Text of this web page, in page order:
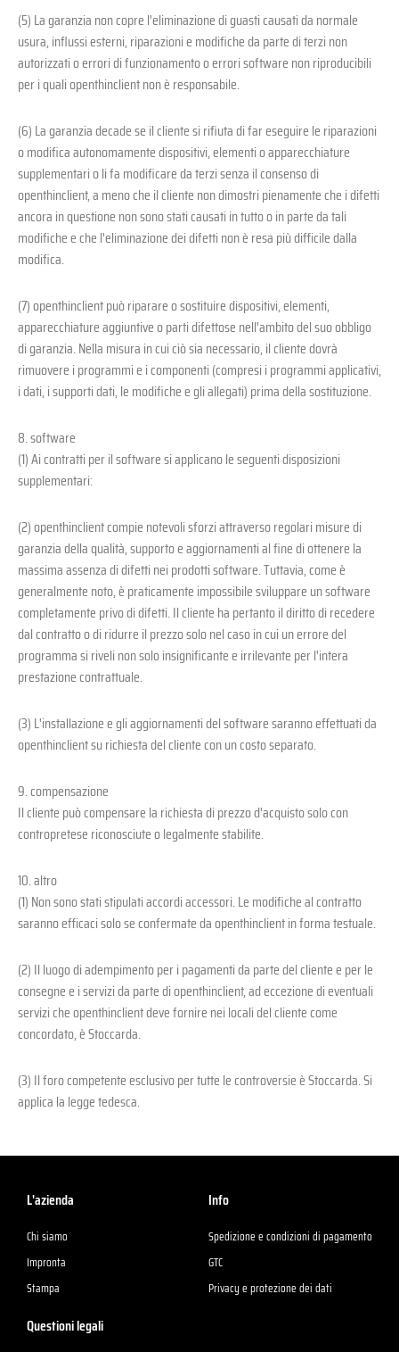
(5) La garanzia non copre l'eliminazione di guasti causati da normale
usura, influssi esterni, riparazioni e modifiche da parte di terzi non
autorizzati o errori di funzionamento o errori software non riproducibili
per i quali openthinclient non è responsabile.
(6) La garanzia decade se il cliente si rifiuta di far eseguire le riparazioni
o modifica autonomamente dispositivi, elementi o apparecchiature
supplementari o li fa modificare da terzi senza il consenso di
openthinclient, a meno che il cliente non dimostri pienamente che i difetti
ancora in questione non sono stati causati in tutto o in parte da tali
modifiche e che l'eliminazione dei difetti non è resa più difficile dalla
modifica.
(7) openthinclient può riparare o sostituire dispositivi, elementi,
apparecchiature aggiuntive o parti difettose nell'ambito del suo obbligo
di garanzia. Nella misura in cui ciò sia necessario, il cliente dovrà
rimuovere i programmi e i componenti (compresi i programmi applicativi,
i dati, i supporti dati, le modifiche e gli allegati) prima della sostituzione.
8. software
(1) Ai contratti per il software si applicano le seguenti disposizioni
supplementari:
(2) openthinclient compie notevoli sforzi attraverso regolari misure di
garanzia della qualità, supporto e aggiornamenti al fine di ottenere la
massima assenza di difetti nei prodotti software. Tuttavia, come è
generalmente noto, è praticamente impossibile sviluppare un software
completamente privo di difetti. Il cliente ha pertanto il diritto di recedere
dal contratto o di ridurre il prezzo solo nel caso in cui un errore del
programma si riveli non solo insignificante e irrilevante per l'intera
prestazione contrattuale.
(3) L'installazione e gli aggiornamenti del software saranno effettuati da
openthinclient su richiesta del cliente con un costo separato.
9. compensazione
Il cliente può compensare la richiesta di prezzo d'acquisto solo con
contropretese riconosciute o legalmente stabilite.
10. altro
(1) Non sono stati stipulati accordi accessori. Le modifiche al contratto
saranno efficaci solo se confermate da openthinclient in forma testuale.
(2) Il luogo di adempimento per i pagamenti da parte del cliente e per le
consegne e i servizi da parte di openthinclient, ad eccezione di eventuali
servizi che openthinclient deve fornire nei locali del cliente come
concordato, è Stoccarda.
(3) Il foro competente esclusivo per tutte le controversie è Stoccarda. Si
applica la legge tedesca.
L'azienda
Chi siamo
Impronta
Stampa
Info
Spedizione e condizioni di pagamento
GTC
Privacy e protezione dei dati
Questioni legali